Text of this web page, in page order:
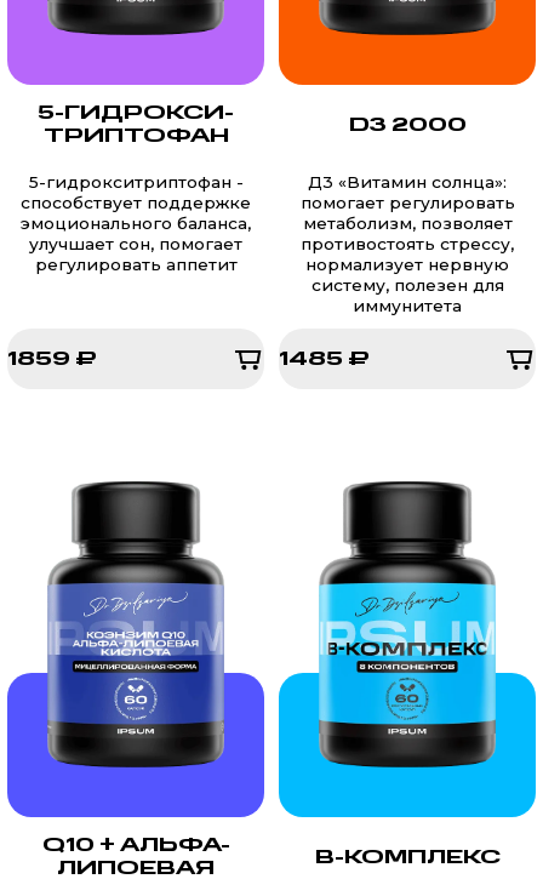
5-ГИДРОКСИ­
ТРИПТОФАН
5-гидрокситриптофан -
способствует поддержке
эмоционального баланса,
улучшает сон, помогает
регулировать аппетит
1859 ₽
D3 2000
Д3 «Витамин солнца»:
помогает регулировать
метаболизм, позволяет
противостоять стрессу,
нормализует нервную
систему, полезен для
иммунитета
1485 ₽
Q10 + АЛЬФА-
ЛИПОЕВАЯ
B-КОМПЛЕКС